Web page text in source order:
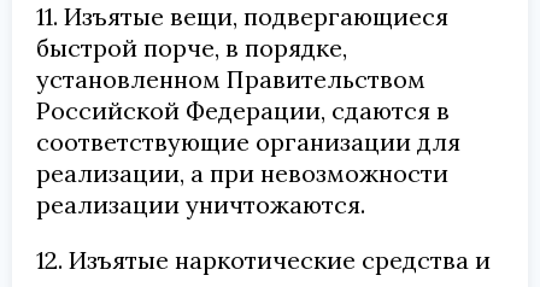
11. Изъятые вещи, подвергающиеся
быстрой порче, в порядке,
установленном Правительством
Российской Федерации, сдаются в
соответствующие организации для
реализации, а при невозможности
реализации уничтожаются.
12. Изъятые наркотические средства и